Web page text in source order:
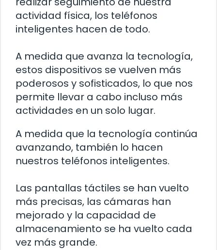
actividad física, los teléfonos
inteligentes hacen de todo.
A medida que avanza la tecnología,
estos dispositivos se vuelven más
poderosos y sofisticados, lo que nos
permite llevar a cabo incluso más
actividades en un solo lugar.
A medida que la tecnología continúa
avanzando, también lo hacen
nuestros teléfonos inteligentes.
Las pantallas táctiles se han vuelto
más precisas, las cámaras han
mejorado y la capacidad de
almacenamiento se ha vuelto cada
vez más grande.